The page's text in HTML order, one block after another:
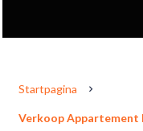
Startpagina
Verkoop Appartement